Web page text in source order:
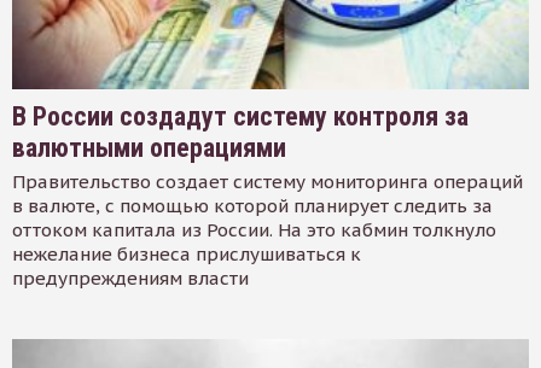
В России создадут систему контроля за
валютными операциями
Правительство создает систему мониторинга операций
в валюте, с помощью которой планирует следить за
оттоком капитала из России. На это кабмин толкнуло
нежелание бизнеса прислушиваться к
предупреждениям власти